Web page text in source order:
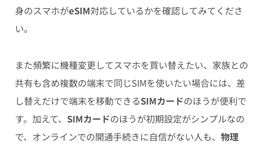
身のスマホがeSIM対応しているかを確認してみてくださ
い。
また頻繁に機種変更してスマホを買い替えたい、家族との
共有も含め複数の端末で同じSIMを使いたい場合には、差
し替えだけで端末を移動できるSIMカードのほうが便利で
す。加えて、 SIMカードのほうが初期設定がシンプルなの
で、オンラインでの開通手続きに自信がない人も、 物理